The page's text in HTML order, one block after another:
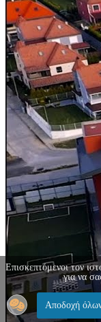
Επισκεπτόμενοι τον
για να
Αποδοχή